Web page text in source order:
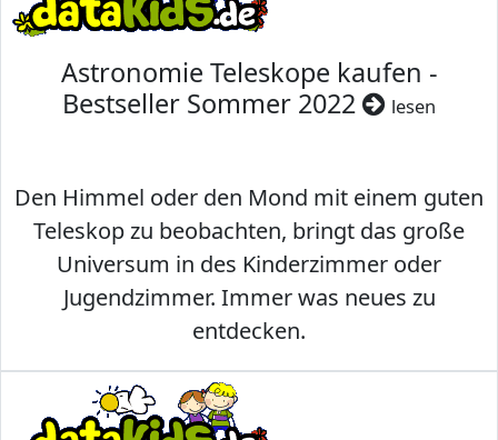
Astronomie Teleskope kaufen -
Bestseller Sommer 2022
lesen
Den Himmel oder den Mond mit einem guten
Teleskop zu beobachten, bringt das große
Universum in des Kinderzimmer oder
Jugendzimmer. Immer was neues zu
entdecken.